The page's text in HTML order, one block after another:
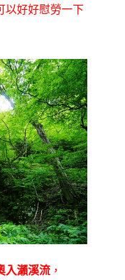
以好好慰勞一下
入瀨溪流 ，